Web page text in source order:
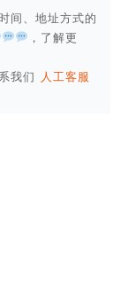
间、地址方式的
，了解更
我们 人工客服